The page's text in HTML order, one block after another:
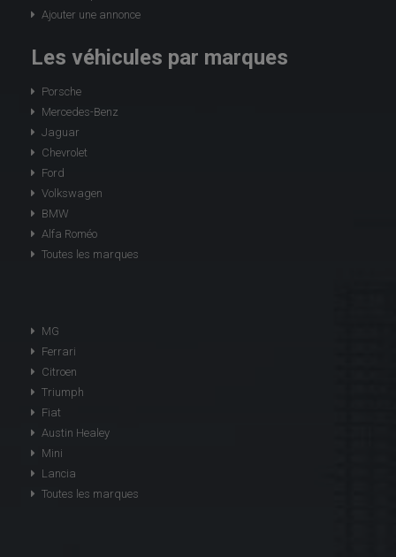
Ajouter une annonce
Les véhicules par marques
Porsche
Mercedes-Benz
Jaguar
Chevrolet
Ford
Volkswagen
BMW
Alfa Roméo
Toutes les marques
MG
Ferrari
Citroen
Triumph
Fiat
Austin Healey
Mini
Lancia
Toutes les marques